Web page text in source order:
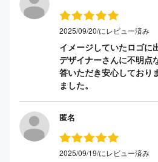
2025/09/20/にレビュー済み
イメージしていたロゴに
デザイナーさんに不明点
答いただき安心しており
ました。
匿名
2025/09/19/にレビュー済み